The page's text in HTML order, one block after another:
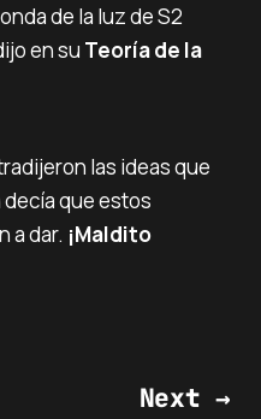
de la luz de S2
en su Teoría de la
las ideas que
decía que estos
a dar. ¡Maldito
Next →